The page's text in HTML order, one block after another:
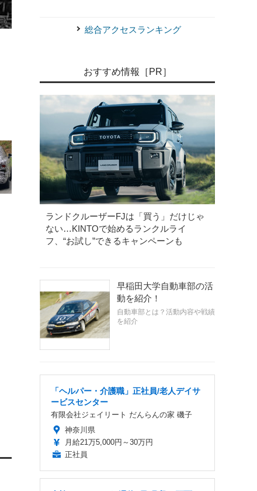
総合アクセスランキング
おすすめ情報［PR］
ランドクルーザーFJは「買う」だけじゃ
ない…KINTOで始めるランクルライ
フ、“お試し”できるキャンペーンも
早稲田大学自動車部の活
動を紹介！
自動車部とは？活動内容や戦績
を紹介
「ヘルパー・介護職」正社員/老人デイサ
ービスセンター
有限会社ジェイリート だんらんの家 磯子
神奈川県
月給21万5,000円～30万円
正社員